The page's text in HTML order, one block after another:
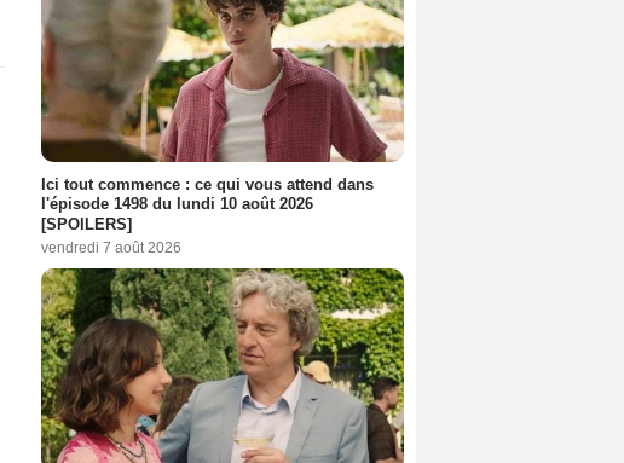
Ici tout commence : ce qui vous attend dans
l'épisode 1498 du lundi 10 août 2026
[SPOILERS]
vendredi 7 août 2026